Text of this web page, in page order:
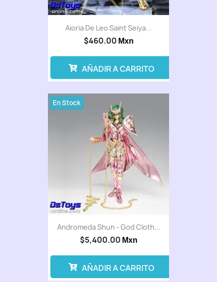
Aioria De Leo Saint Seiya...
$460.00 Mxn
AÑADIR A CARRITO
Andromeda Shun - God Cloth...
$5,400.00 Mxn
En Stock
AÑADIR A CARRITO